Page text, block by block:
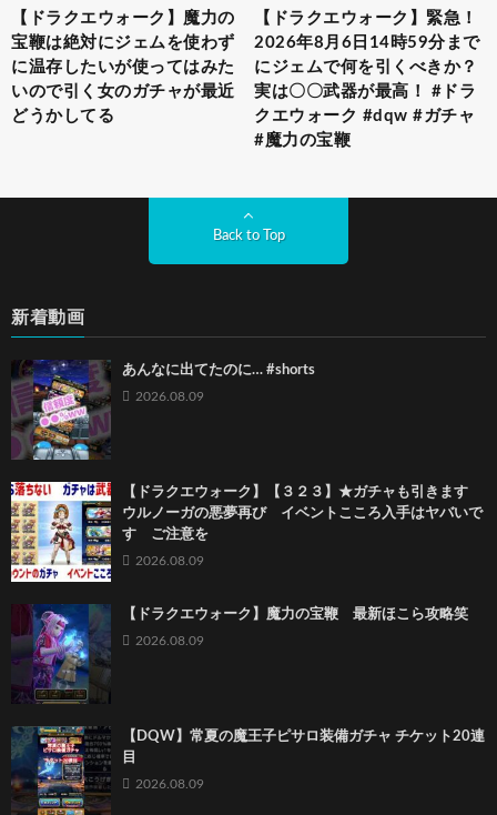
【ドラクエウォーク】魔力の
宝鞭は絶対にジェムを使わず
に温存したいが使ってはみた
いので引く女のガチャが最近
どうかしてる
【ドラクエウォーク】緊急！
2026年8月6日14時59分まで
にジェムで何を引くべきか？
実は〇〇武器が最高！ #ドラ
クエウォーク #dqw #ガチャ
#魔力の宝鞭
Back to Top
新着動画
あんなに出てたのに… #shorts
2026.08.09
【ドラクエウォーク】【３２３】★ガチャも引きます
ウルノーガの悪夢再び イベントこころ入手はヤバいで
す ご注意を
2026.08.09
【ドラクエウォーク】魔力の宝鞭 最新ほこら攻略笑
2026.08.09
【DQW】常夏の魔王子ピサロ装備ガチャ チケット20連
目
2026.08.09